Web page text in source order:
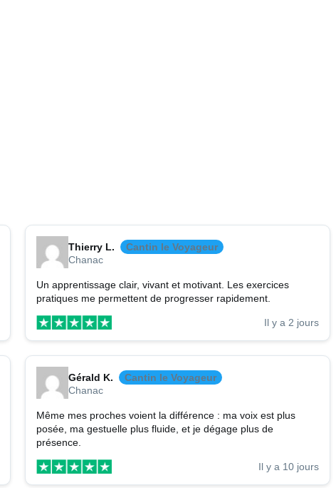
Thierry L.
Cantin le Voyageur
Chanac
Un apprentissage clair, vivant et motivant. Les exercices
pratiques me permettent de progresser rapidement.
Il y a 2 jours
Gérald K.
Cantin le Voyageur
Chanac
Même mes proches voient la différence : ma voix est plus
posée, ma gestuelle plus fluide, et je dégage plus de
présence.
Il y a 10 jours